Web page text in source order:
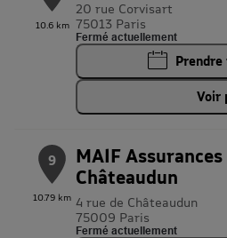
10.6 km
20 rue Corvisart
75013 Paris
Fermé actuellement
Prendre
Voir
9
10.79 km
MAIF
Châteaudun
4 rue de Châteaudun
75009 Paris
Fermé actuellement